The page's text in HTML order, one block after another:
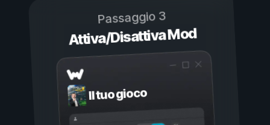
Passaggio 3
Attiva/Disattiva Mod
Il tuo gioco